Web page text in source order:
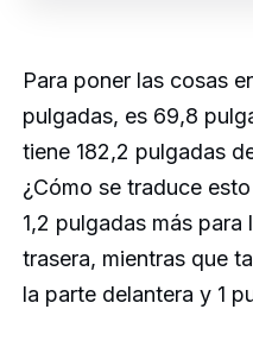
Para poner las cosas
pulgadas, es 69,8
tiene 182,2 pulgadas
¿Cómo se traduce
1,2 pulgadas más
trasera, mientras que
la parte delantera y 1